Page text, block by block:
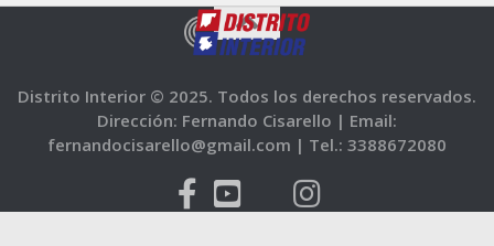
Distrito Interior © 2025. Todos los derechos reservados.
Dirección: Fernando Cisarello | Email:
fernandocisarello@gmail.com | Tel.: 3388672080